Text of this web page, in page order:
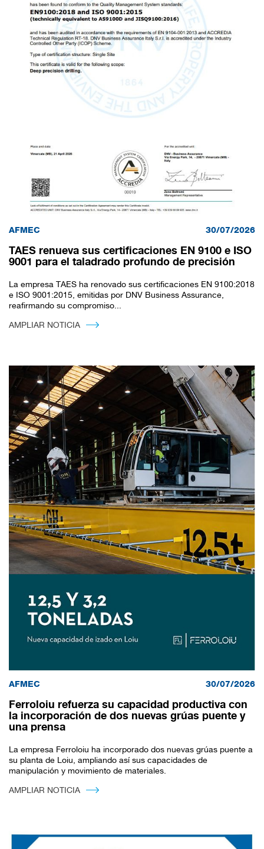
AFMEC 30/07/2026
TAES renueva sus certificaciones EN 9100 e ISO
9001 para el taladrado profundo de precisión
La empresa TAES ha renovado sus certificaciones EN 9100:2018
e ISO 9001:2015, emitidas por DNV Business Assurance,
reafirmando su compromiso...
AMPLIAR NOTICIA
AFMEC 30/07/2026
Ferroloiu refuerza su capacidad productiva con
la incorporación de dos nuevas grúas puente y
una prensa
La empresa Ferroloiu ha incorporado dos nuevas grúas puente a
su planta de Loiu, ampliando así sus capacidades de
manipulación y movimiento de materiales.
AMPLIAR NOTICIA